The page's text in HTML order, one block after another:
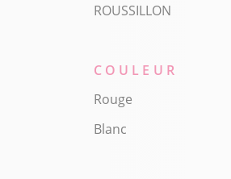
ROUSSILLON
COULEUR
Rouge
Blanc